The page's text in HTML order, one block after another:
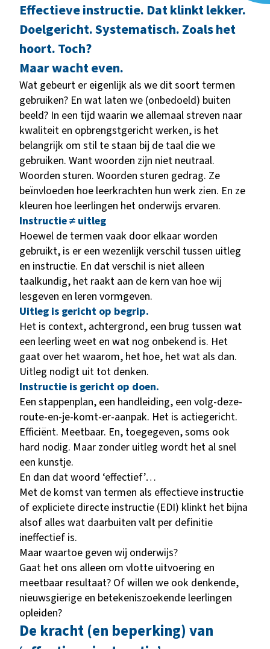
Effectieve instructie. Dat klinkt lekker.
Doelgericht. Systematisch. Zoals het
hoort. Toch?
Maar wacht even.
Wat gebeurt er eigenlijk als we dit soort termen
gebruiken? En wat laten we (onbedoeld) buiten
beeld? In een tijd waarin we allemaal streven naar
kwaliteit en opbrengstgericht werken, is het
belangrijk om stil te staan bij de taal die we
gebruiken. Want woorden zijn niet neutraal.
Woorden sturen. Woorden sturen gedrag. Ze
beïnvloeden hoe leerkrachten hun werk zien. En ze
kleuren hoe leerlingen het onderwijs ervaren.
Instructie ≠ uitleg
Hoewel de termen vaak door elkaar worden
gebruikt, is er een wezenlijk verschil tussen uitleg
en instructie. En dat verschil is niet alleen
taalkundig, het raakt aan de kern van hoe wij
lesgeven en leren vormgeven.
Uitleg is gericht op begrip.
Het is context, achtergrond, een brug tussen wat
een leerling weet en wat nog onbekend is. Het
gaat over het waarom, het hoe, het wat als dan.
Uitleg nodigt uit tot denken.
Instructie is gericht op doen.
Een stappenplan, een handleiding, een volg-deze-
route-en-je-komt-er-aanpak. Het is actiegericht.
Efficiënt. Meetbaar. En, toegegeven, soms ook
hard nodig. Maar zonder uitleg wordt het al snel
een kunstje.
En dan dat woord ‘effectief’…
Met de komst van termen als effectieve instructie
of expliciete directe instructie (EDI) klinkt het bijna
alsof alles wat daarbuiten valt per definitie
ineffectief is.
Maar waartoe geven wij onderwijs?
Gaat het ons alleen om vlotte uitvoering en
meetbaar resultaat? Of willen we ook denkende,
nieuwsgierige en betekeniszoekende leerlingen
opleiden?
De kracht (en beperking) van